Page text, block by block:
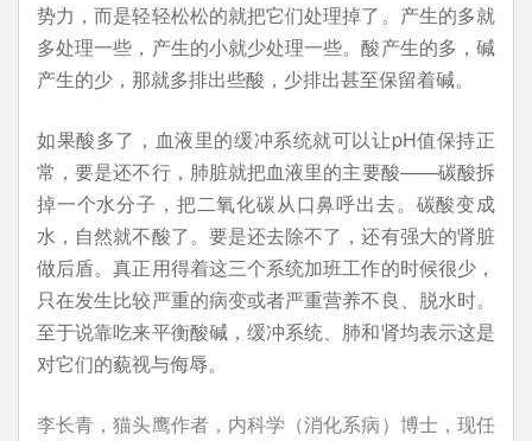
势力，而是轻轻松松的就把它们处理掉了。产生的多就
多处理一些，产生的小就少处理一些。酸产生的多，碱
产生的少，那就多排出些酸，少排出甚至保留着碱。
如果酸多了，血液里的缓冲系统就可以让pH值保持正
常，要是还不行，肺脏就把血液里的主要酸——碳酸拆
掉一个水分子，把二氧化碳从口鼻呼出去。碳酸变成
水，自然就不酸了。要是还去除不了，还有强大的肾脏
做后盾。真正用得着这三个系统加班工作的时候很少，
只在发生比较严重的病变或者严重营养不良、脱水时。
至于说靠吃来平衡酸碱，缓冲系统、肺和肾均表示这是
对它们的藐视与侮辱。
李长青，猫头鹰作者，内科学（消化系病）博士，现任